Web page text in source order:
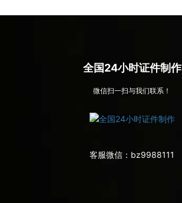
全国24小时证件制作
微信扫一扫与我们联系！
客服微信： bz9988111